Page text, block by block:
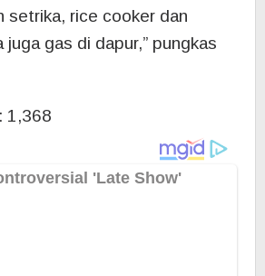
setrika, rice cooker dan
juga gas di dapur,” pungkas
1,368